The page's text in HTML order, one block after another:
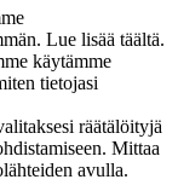
Lue lisää täältä.
käytämme
tietojasi
räätälöityjä
Mittaa
avulla.